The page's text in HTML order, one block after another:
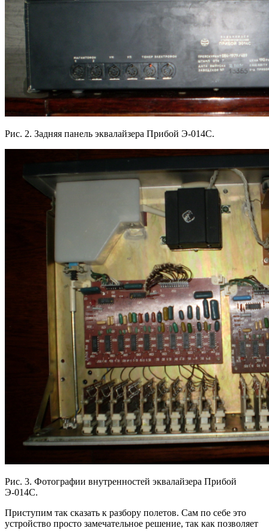
Рис. 2. Задняя панель эквалайзера Прибой Э-014С.
Рис. 3. Фотографии внутренностей эквалайзера Прибой
Э-014С.
Приступим так сказать к разбору полетов. Сам по себе это
устройство просто замечательное решение, так как позволяет